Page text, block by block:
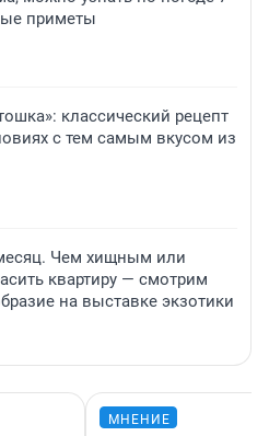
приметы
классический рецепт
с тем самым вкусом из
Чем хищным или
квартиру — смотрим
на выставке экзотики
МНЕНИЕ